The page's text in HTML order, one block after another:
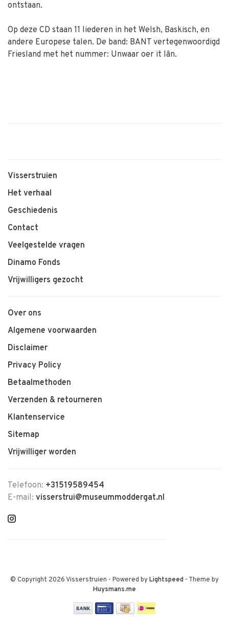
ontstaan.
Op deze CD staan 11 liederen in het Welsh, Baskisch, en
andere Europese talen. De band: BANT vertegenwoordigd
Friesland met het nummer: Unwaar oer it lân.
Visserstruien
Het verhaal
Geschiedenis
Contact
Veelgestelde vragen
Dinamo Fonds
Vrijwilligers gezocht
Over ons
Algemene voorwaarden
Disclaimer
Privacy Policy
Betaalmethoden
Verzenden & retourneren
Klantenservice
Sitemap
Vrijwilliger worden
Telefoon: +31519589454
E-mail: visserstrui@museummoddergat.nl
© Copyright 2026 Visserstruien - Powered byLightspeed - Theme by
Huysmans.me